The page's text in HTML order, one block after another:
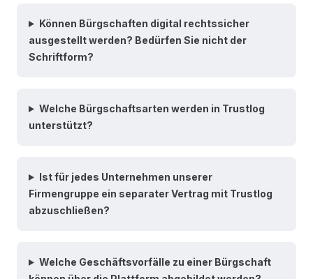
Können Bürgschaften digital rechtssicher
ausgestellt werden? Bedürfen Sie nicht der
Schriftform?
Welche Bürgschaftsarten werden in Trustlog
unterstützt?
Ist für jedes Unternehmen unserer
Firmengruppe ein separater Vertrag mit Trustlog
abzuschließen?
Welche Geschäftsvorfälle zu einer Bürgschaft